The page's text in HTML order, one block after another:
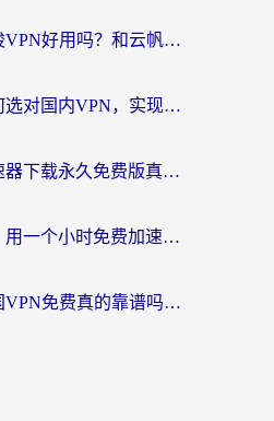
海外党必看：穿梭VPN好用吗？和云帆VPN对比哪个回国效果更好？附真实测评+避坑指南
海外党必看：如何选对国内VPN，实现无缝访问国内资源？
海外党必看：加速器下载永久免费版真的存在吗？教你无缝访问国内资源的正确姿势
海外党自救指南：用一个小时免费加速器，轻松打破国内资源访问壁垒？
海外党必看：中国VPN免费真的靠谱吗？手把手教你选对回国加速器